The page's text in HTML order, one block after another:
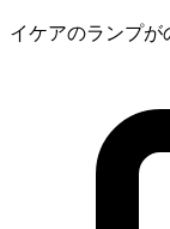
イケアのランプが